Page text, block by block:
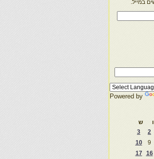
במייל.
Powered by
ו
ש
2
3
9
10
16
17